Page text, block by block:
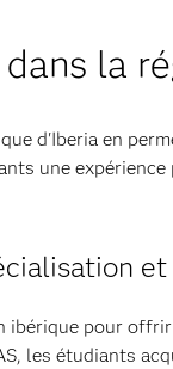
la
d'Iberia en
une
pour
les étudiants